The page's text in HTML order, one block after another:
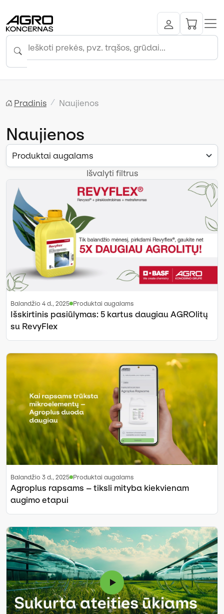
Pradinis Naujienos
Naujienos
Produktai augalams
Išvalyti filtrus
balandžio 4 d., 2025 Produktai augalams
Išskirtinis pasiūlymas: 5 kartus daugiau AGROlitų
su RevyFlex
balandžio 3 d., 2025 Produktai augalams
Agroplus rapsams – tiksli mityba kiekvienam
augimo etapui